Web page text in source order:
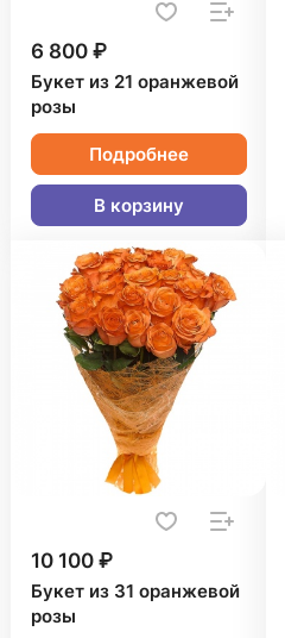
6 800 ₽
Букет из 21 оранжевой
розы
Подробнее
В корзину
10 100 ₽
Букет из 31 оранжевой
розы